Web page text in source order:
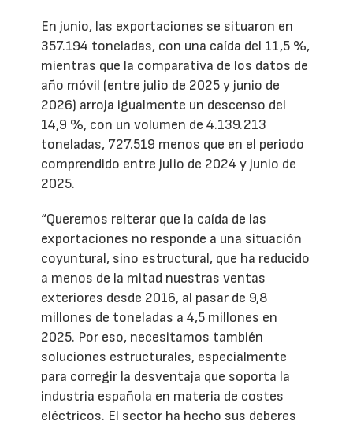
En junio, las exportaciones se situaron en
357.194 toneladas, con una caída del 11,5 %,
mientras que la comparativa de los datos de
año móvil (entre julio de 2025 y junio de
2026) arroja igualmente un descenso del
14,9 %, con un volumen de 4.139.213
toneladas, 727.519 menos que en el periodo
comprendido entre julio de 2024 y junio de
2025.
“Queremos reiterar que la caída de las
exportaciones no responde a una situación
coyuntural, sino estructural, que ha reducido
a menos de la mitad nuestras ventas
exteriores desde 2016, al pasar de 9,8
millones de toneladas a 4,5 millones en
2025. Por eso, necesitamos también
soluciones estructurales, especialmente
para corregir la desventaja que soporta la
industria española en materia de costes
eléctricos. El sector ha hecho sus deberes